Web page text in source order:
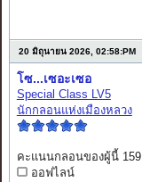
20 มิถุนายน 2026, 02:58:PM
โซ...เซอะเซอ
Special Class LV5
นักกลอนแห่งเมืองหลวง
คะแนนกลอนของผู้นี้ 159
ออฟไลน์